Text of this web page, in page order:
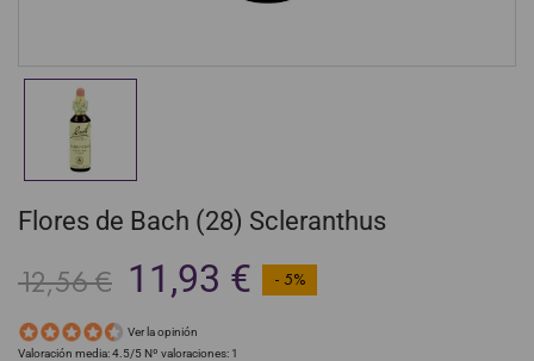
Flores de Bach (28) Scleranthus
12,56 € 11,93 € - 5%
Ver la opinión
Valoración media:4.5/5 Nº valoraciones: 1